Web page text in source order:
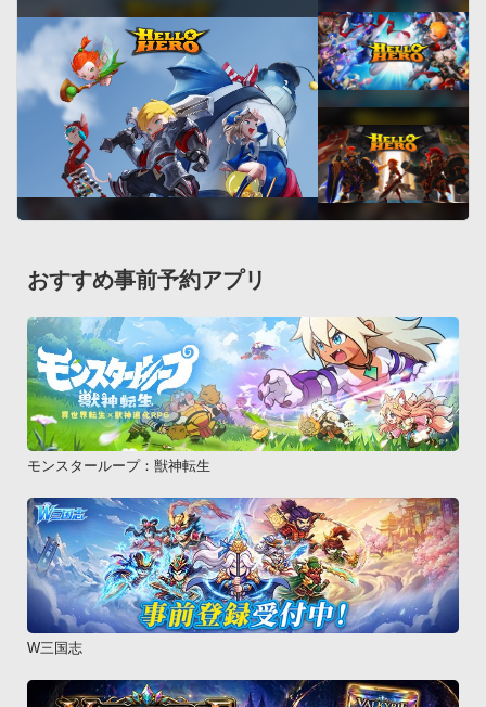
おすすめ事前予約アプリ
モンスターループ：獣神転生
W三国志